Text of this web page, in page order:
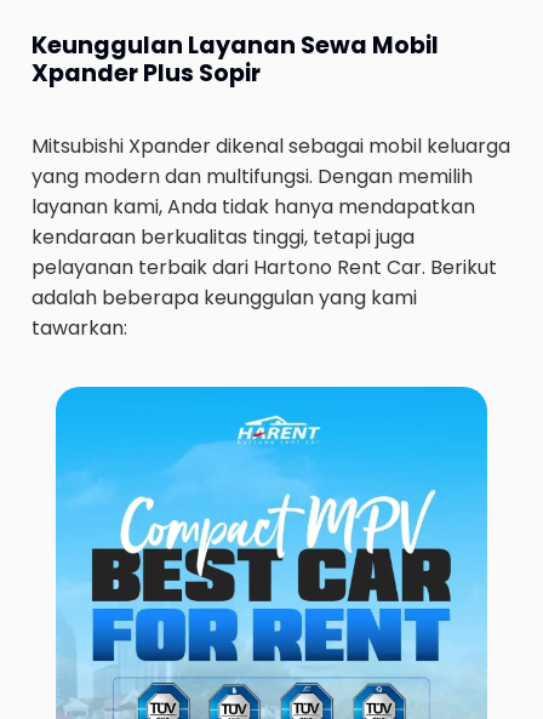
Keunggulan Layanan Sewa Mobil
Xpander Plus Sopir
Mitsubishi Xpander dikenal sebagai mobil keluarga
yang modern dan multifungsi. Dengan memilih
layanan kami, Anda tidak hanya mendapatkan
kendaraan berkualitas tinggi, tetapi juga
pelayanan terbaik dari Hartono Rent Car. Berikut
adalah beberapa keunggulan yang kami
tawarkan: